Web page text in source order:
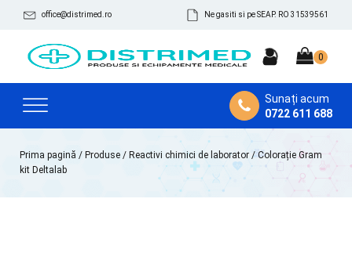
office@distrimed.ro Ne gasiti si pe SEAP. RO 31539561
Sunați acum
0722 611 688
Prima pagină / Produse / Reactivi chimici de laborator / Colorație Gram
kit Deltalab